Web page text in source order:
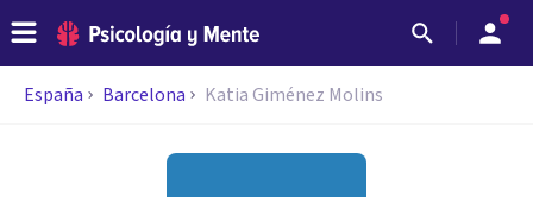
España Barcelona Katia Giménez Molins